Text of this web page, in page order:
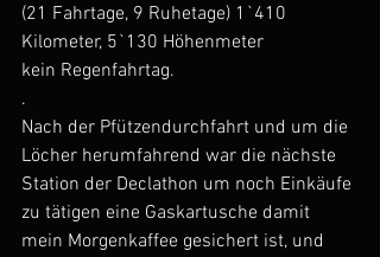
(21 Fahrtage, 9 Ruhetage) 1`410
Kilometer, 5`130 Höhenmeter
kein Regenfahrtag.
.
Nach der Pfützendurchfahrt und um die
Löcher herumfahrend war die nächste
Station der Declathon um noch Einkäufe
zu tätigen eine Gaskartusche damit
mein Morgenkaffee gesichert ist, und